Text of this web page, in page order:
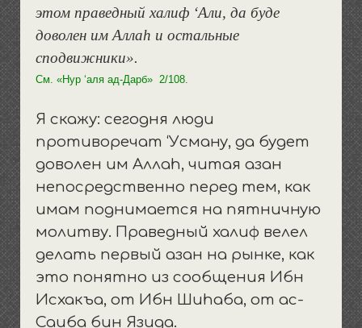
этом праведный халиф ‘Али, да буде
доволен им Аллаh и остальные
сподвижники».
См. «Нур ‘аля ад-Дарб» 2/108.
Я скажу: сегодня люди
противоречат ‘Усману, да будет
доволен им Аллаh, читая азан
непосредственно перед тем, как
имам поднимается на пятничную
молитву. Праведный халиф велел
делать первый азан на рынке, как
это понятно из сообщения Ибн
Исхакъа, от Ибн Шиhаба, от ас-
Саиба бин Язида.